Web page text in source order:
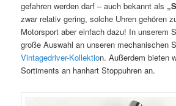
gefahren werden darf – auch bekannt als
zwar relativ gering, solche Uhren gehören
Motorsport aber einfach dazu! In unserem
große Auswahl an unseren mechanischen
Vintagedriver-Kollektion. Außerdem bieten
Sortiments an hanhart Stoppuhren an.